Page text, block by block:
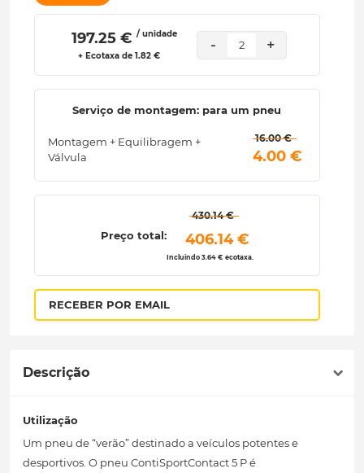
197.25 € / unidade
+ Ecotaxa de 1.82 €
- 2 +
Serviço de montagem: para um pneu
Montagem + Equilibragem +
Válvula
16.00 €
4.00 €
Preço total:
430.14 €
406.14 €
Incluindo 3.64 € ecotaxa.
RECEBER POR EMAIL
Descrição
Utilização
Um pneu de “verão” destinado a veículos potentes e
desportivos. O pneu ContiSportContact 5 P é